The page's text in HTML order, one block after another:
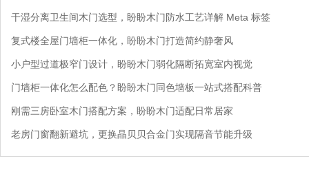
干湿分离卫生间木门选型，盼盼木门防水工艺详解 Meta 标签
复式楼全屋门墙柜一体化，盼盼木门打造简约静奢风
小户型过道极窄门设计，盼盼木门弱化隔断拓宽室内视觉
门墙柜一体化怎么配色？盼盼木门同色墙板一站式搭配科普
刚需三房卧室木门搭配方案，盼盼木门适配日常居家
老房门窗翻新避坑，更换晶贝贝合金门实现隔音节能升级